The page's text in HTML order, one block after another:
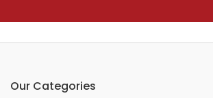
Our Categories